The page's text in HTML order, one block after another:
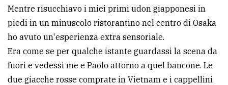
pubblicità
CERCA
Cerca
per
Mentre risucchiavo i miei primi udon giapponesi in
piedi in un minuscolo ristorantino nel centro di Osaka
ho avuto un'esperienza extra sensoriale.
Era come se per qualche istante guardassi la scena da
fuori e vedessi me e Paolo attorno a quel bancone. Le
due giacche rosse comprate in Vietnam e i cappellini